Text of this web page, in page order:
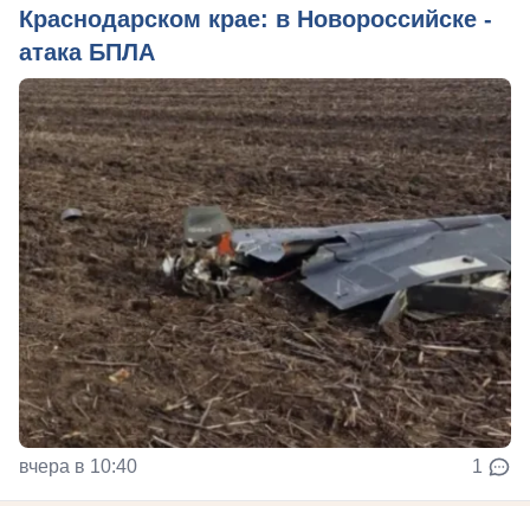
Краснодарском крае: в Новороссийске -
атака БПЛА
вчера в 10:40 1